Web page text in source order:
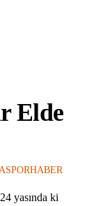
Elde
yasında ki